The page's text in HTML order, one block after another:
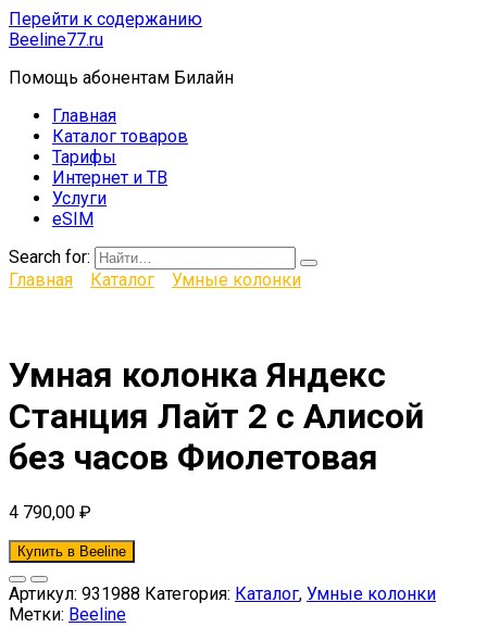
Перейти к содержанию
Beeline77.ru
Помощь абонентам Билайн
Главная
Каталог товаров
Тарифы
Интернет и ТВ
Услуги
eSIM
Search for:
Главная
Каталог Умные колонки
Умная колонка Яндекс
Станция Лайт 2 с Алисой
без часов Фиолетовая
4 790,00 ₽
Купить в Beeline
Артикул: 931988 Категория: Каталог, Умные колонки
Метки: Beeline